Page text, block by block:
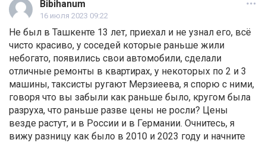
Bibihanum
16 июля 2023 09:22
Не был в Ташкенте 13 лет, приехал и не узнал его, всё
чисто красиво, у соседей которые раньше жили
небогато, появились свои автомобили, сделали
отличные ремонты в квартирах, у некоторых по 2 и 3
машины, таксисты ругают Мерзиеева, я спорю с ними,
говоря что вы забыли как раньше было, кругом была
разруха, что раньше разве цены не росли? Цены
везде растут, и в России и в Германии. Очнитесь, я
вижу разницу как было в 2010 и 2023 году и начните